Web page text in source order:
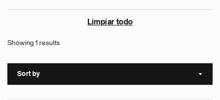
Limpiar todo
Showing 1 results
Sort by Sort